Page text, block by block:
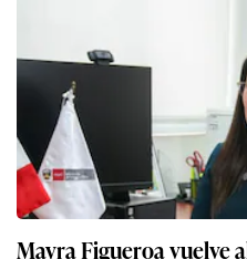
Liz Blanca Chirinos